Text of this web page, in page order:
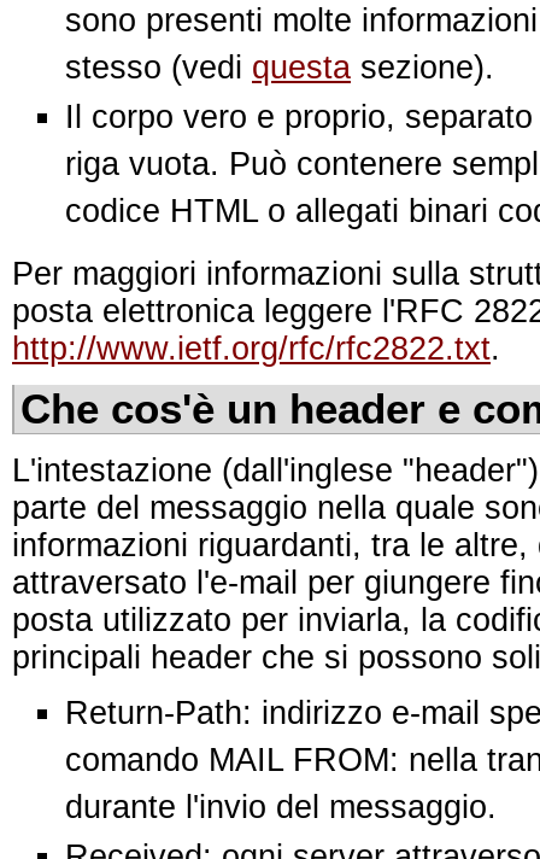
sono presenti molte
stesso (vedi questa sezione).
Il corpo vero e proprio,
riga vuota. Può contenere
codice HTML o allegati binari
Per maggiori informazioni sulla
posta elettronica leggere l'RFC
http://www.ietf.org/rfc/rfc2822.txt.
Che cos'è un header e
L'intestazione (dall'inglese
parte del messaggio nella quale
informazioni riguardanti, tra le
attraversato l'e-mail per giungere
posta utilizzato per inviarla, la
principali header che si possono
Return-Path: indirizzo e-mail
comando MAIL FROM: nella
durante l'invio del messaggio.